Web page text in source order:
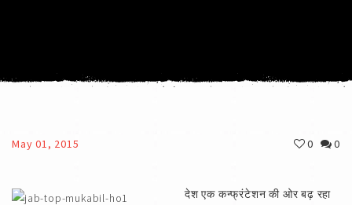
May 01, 2015 0 0
देश एक कन्फ्रंटेशन की ओर बढ़ रहा